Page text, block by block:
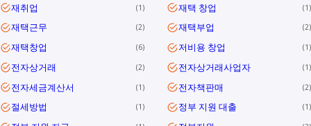
재취업 1 재택 창업 1
재택근무 2 재택부업 2
재택창업 6 저비용 창업 1
전자상거래 2 전자상거래사업자 1
전자세금계산서 1 전자책판매 2
절세방법 1 정부 지원 대출 1